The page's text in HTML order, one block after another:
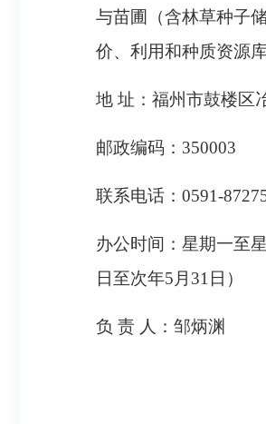
与苗圃（含林草种子
价、利用和种质资源
地 址：福州市鼓楼区
邮政编码：350003
联系电话：0591-
办公时间：星期一至
日至次年5月31日）
负 责 人：邹炳渊